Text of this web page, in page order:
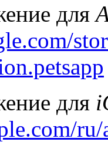
для
для